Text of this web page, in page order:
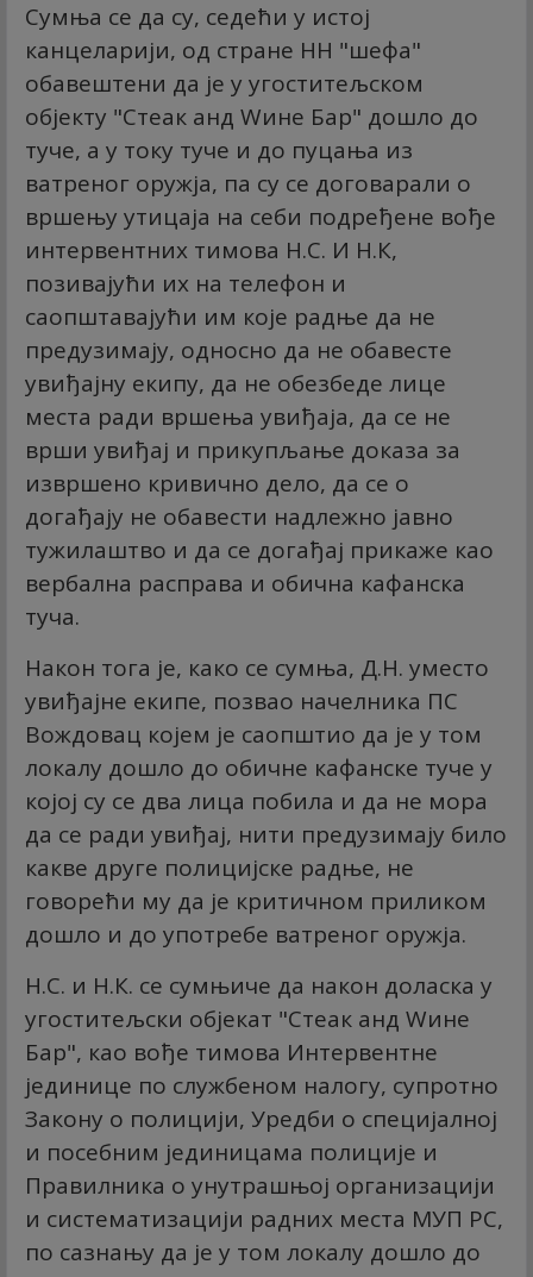
Сумња се да су, седећи у истој
канцеларији, од стране НН "шефа"
обавештени да је у угоститељском
објекту "Стеак анд Wине Бар" дошло до
туче, а у току туче и до пуцања из
ватреног оружја, па су се договарали о
вршењу утицаја на себи подређене вође
интервентних тимова Н.С. И Н.К,
позивајући их на телефон и
саопштавајући им које радње да не
предузимају, односно да не обавесте
увиђајну екипу, да не обезбеде лице
места ради вршења увиђаја, да се не
врши увиђај и прикупљање доказа за
извршено кривично дело, да се о
догађају не обавести надлежно јавно
тужилаштво и да се догађај прикаже као
вербална расправа и обична кафанска
туча.
Након тога је, како се сумња, Д.Н. уместо
увиђајне екипе, позвао начелника ПС
Вождовац којем је саопштио да је у том
локалу дошло до обичне кафанске туче у
којој су се два лица побила и да не мора
да се ради увиђај, нити предузимају било
какве друге полицијске радње, не
говорећи му да је критичном приликом
дошло и до употребе ватреног оружја.
Н.С. и Н.К. се сумњиче да након доласка у
угоститељски објекат "Стеак анд Wине
Бар", као вође тимова Интервентне
јединице по службеном налогу, супротно
Закону о полицији, Уредби о специјалној
и посебним јединицама полиције и
Правилника о унутрашњој организацији
и систематизацији радних места МУП РС,
по сазнању да је у том локалу дошло до